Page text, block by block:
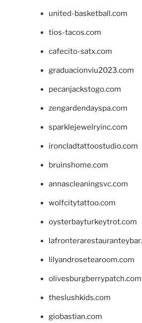
united-basketball.com
tios-tacos.com
cafecito-satx.com
graduacionviu2023.com
pecanjackstogo.com
zengardendayspa.com
sparklejewelryinc.com
ironcladtattoostudio.com
bruinshome.com
annascleaningsvc.com
wolfcitytattoo.com
oysterbayturkeytrot.com
lilyandrosetearoom.com
olivesburgberrypatch.com
theslushkids.com
giobastian.com